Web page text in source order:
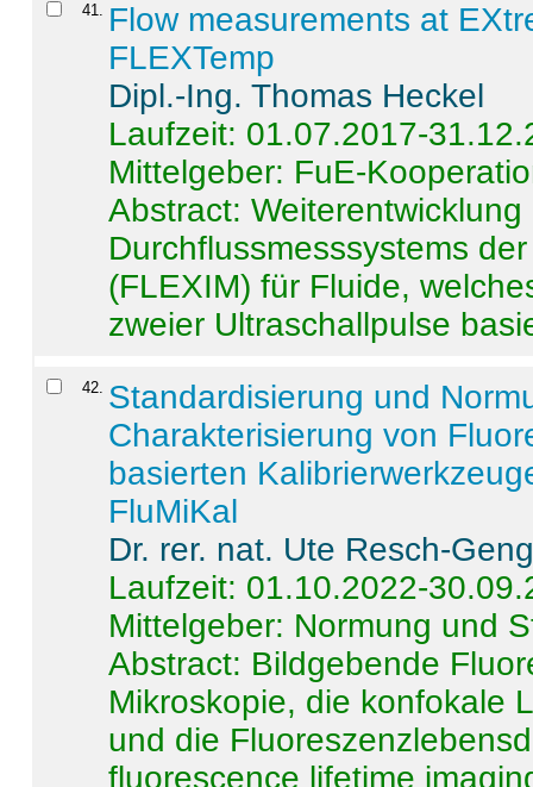
41. Flow measurements at
FLEXTemp
Dipl.-Ing. Thomas Heckel
Laufzeit: 01.07.2017-
Mittelgeber: FuE-
Abstract:
Durchflussmesssystems
(FLEXIM) für Fluide,
zweier Ultraschallpulse
42. Standardisierung und
Charakterisierung von
basierten
FluMiKal
Dr. rer. nat. Ute Resch-
Laufzeit: 01.10.2022-
Mittelgeber: Normung und
Abstract: Bildgebende
Mikroskopie, die konfokale
und die
fluorescence lifetime